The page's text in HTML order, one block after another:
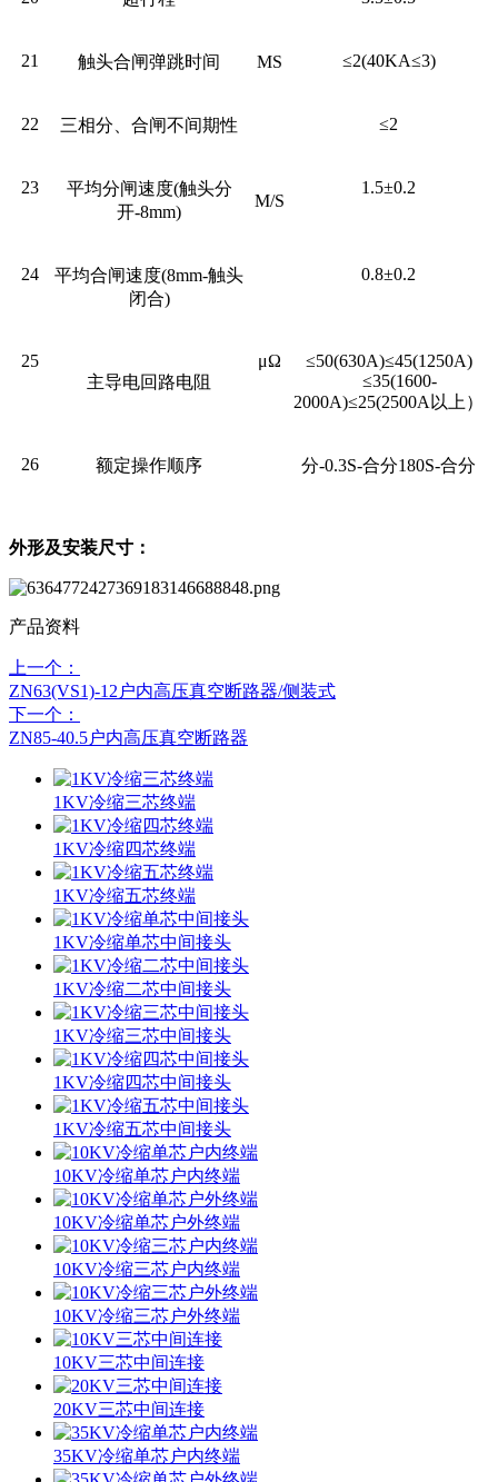
21 触头合闸弹跳时间 MS ≤2(40KA≤3)
22 三相分、合闸不间期性 ≤2
23
平均分闸速度(触头分
开-8mm)
M/S
1.5±0.2
24
平均合闸速度(8mm-触头
闭合)
0.8±0.2
25
主导电回路电阻
μΩ
≤50(630A)≤45(1250A)
≤35(1600-
2000A)≤25(2500A以上）
26 额定操作顺序 分-0.3S-合分180S-合分
外形及安装尺寸：
产品资料
上一个：
ZN63(VS1)-12户内高压真空断路器/侧装式
下一个：
ZN85-40.5户内高压真空断路器
1KV冷缩三芯终端
1KV冷缩四芯终端
1KV冷缩五芯终端
1KV冷缩单芯中间接头
1KV冷缩二芯中间接头
1KV冷缩三芯中间接头
1KV冷缩四芯中间接头
1KV冷缩五芯中间接头
10KV冷缩单芯户内终端
10KV冷缩单芯户外终端
10KV冷缩三芯户内终端
10KV冷缩三芯户外终端
10KV三芯中间连接
20KV三芯中间连接
35KV冷缩单芯户内终端